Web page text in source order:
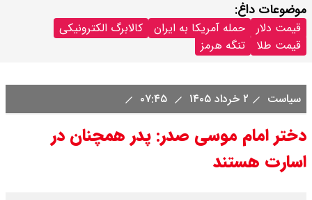
موضوعات داغ:
قیمت دلار حمله آمریکا به ایران
کالابرگ الکترونیکی
قیمت طلا
تنگه هرمز
سیاست ۲ خرداد ۱۴۰۵
دختر امام موسی صدر: پدر همچنان در
اسارت هستند